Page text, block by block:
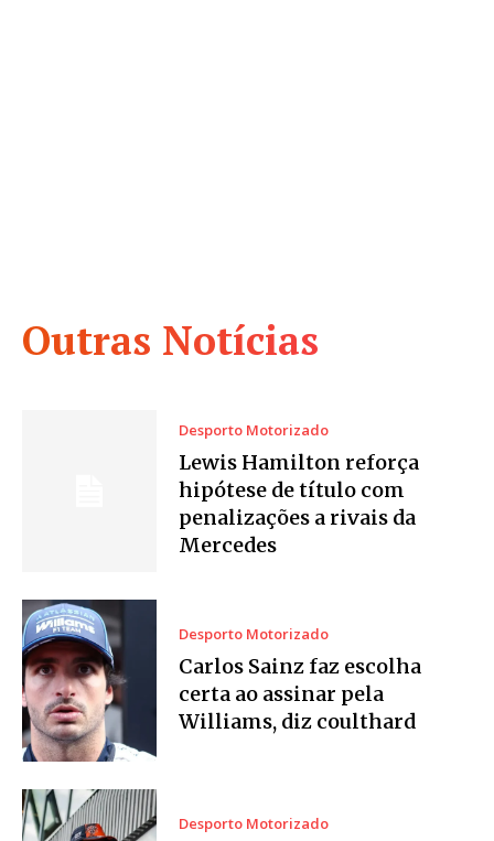
Outras Notícias
Desporto Motorizado
Lewis Hamilton reforça
hipótese de título com
penalizações a rivais da
Mercedes
Desporto Motorizado
Carlos Sainz faz escolha
certa ao assinar pela
Williams, diz coulthard
Desporto Motorizado